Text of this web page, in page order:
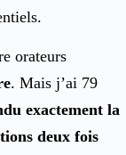
orateurs
. Mais j’ai 79
exactement la
deux fois